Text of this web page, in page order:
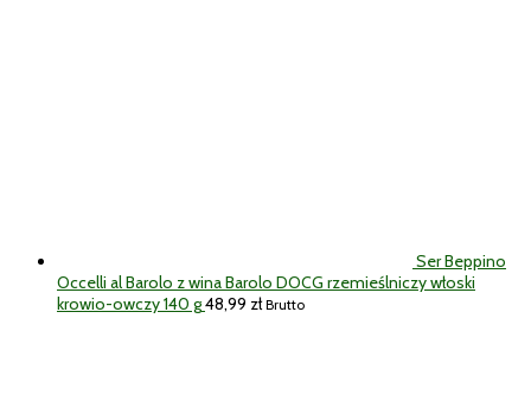
Ser Beppino
Occelli al Barolo z wina Barolo DOCG rzemieślniczy włoski
krowio-owczy 140 g48,99 zł Brutto